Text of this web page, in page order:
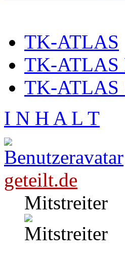
TK-ATLAS
TK-ATLAS
TK-ATLAS
I N H A L T
geteilt.de
Mitstreiter